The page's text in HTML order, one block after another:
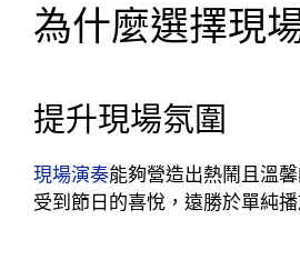
為什麼選擇現
提升現場氛圍
現場演奏能夠營造出熱鬧且溫
受到節日的喜悅，遠勝於單純播